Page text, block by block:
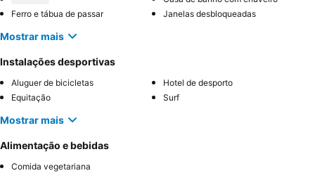
Ferro e tábua de passar
Janelas desbloqueadas
Mostrar mais
Instalações desportivas
Aluguer de bicicletas
Hotel de desporto
Equitação
Surf
Mostrar mais
Alimentação e bebidas
Comida vegetariana